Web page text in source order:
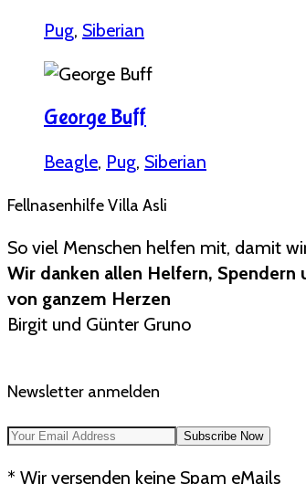
Pug, Siberian
George Buff
Beagle, Pug, Siberian
Fellnasenhilfe Villa Asli
So viel Menschen helfen mit, damit
Wir danken allen Helfern, Spendern
von ganzem Herzen
Birgit und Günter Gruno
Newsletter anmelden
* Wir versenden keine Spam eMails